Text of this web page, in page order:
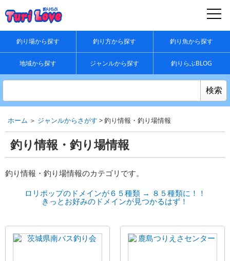
釣り場から探す 釣り方から探す 釣り魚から探す
地域から探す ジャンルから探す 釣りらぶBLOG
ホーム ＞ ジャンルからさがす > 釣り情報・釣り場情報
釣り情報・釣り場情報
釣り情報・釣り場情報のカテゴリです。
ロリポップのドメインが６５種類 → ８５種類に！！
きっとお好みのドメインが見つかるはず！